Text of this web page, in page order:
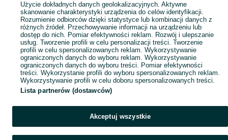
Użycie dokładnych danych geolokalizacyjnych. Aktywne
skanowanie charakterystyki urządzenia do celów identyfikacji.
Rozumienie odbiorców dzięki statystyce lub kombinacji danych z
różnych źródeł. Przechowywanie informacji na urządzeniu lub
dostęp do nich. Pomiar efektywności reklam. Rozwój i ulepszanie
usług. Tworzenie profili w celu personalizacji treści. Tworzenie
profili w celu spersonalizowanych reklam. Wykorzystywanie
ograniczonych danych do wyboru reklam. Wykorzystywanie
ograniczonych danych do wyboru treści. Pomiar efektywności
treści. Wykorzystanie profili do wyboru spersonalizowanych reklam.
Wykorzystywanie profili w celu doboru spersonalizowanych treści.
Lista partnerów (dostawców)
Akceptuj wszystkie